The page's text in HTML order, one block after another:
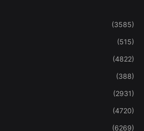
(3585)
(515)
(4822)
(388)
(2931)
(4720)
(6269)